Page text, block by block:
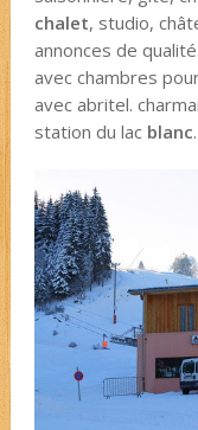
chalet, studio,
annonces de
avec chambres
avec abritel.
station du lac blanc.